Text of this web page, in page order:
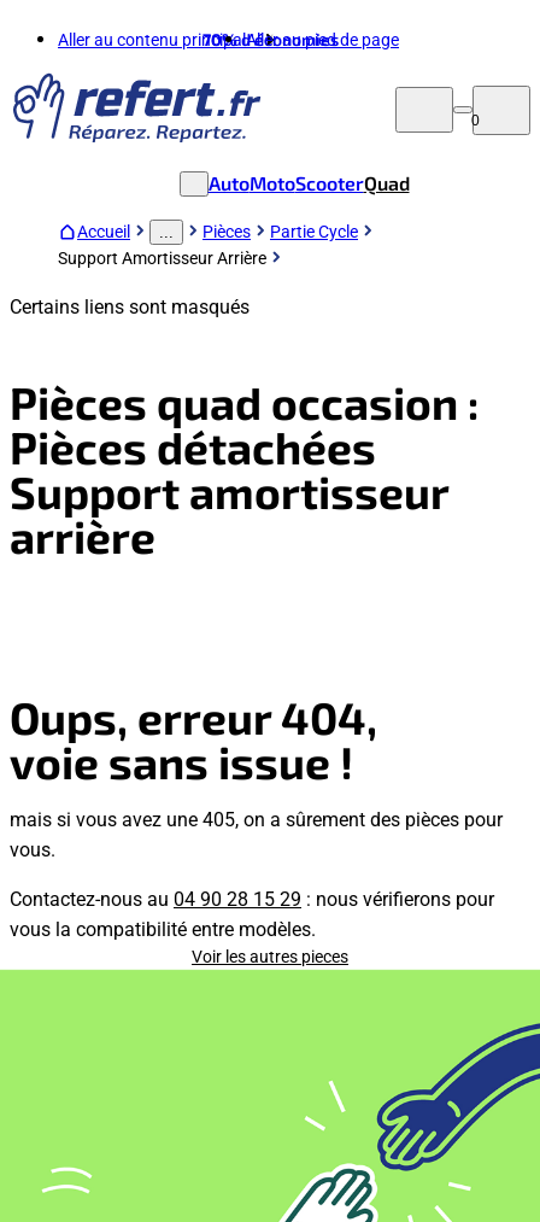
Aller au contenu principalAller au pied de page
70%d'économies
0
AutoMotoScooterQuad
Accueil Pièces
Partie Cycle
Support Amortisseur Arrière
Certains liens sont masqués
Pièces quad occasion :
Pièces détachées
Support amortisseur
arrière
Oups, erreur 404,
voie sans issue !
mais si vous avez une 405, on a sûrement des pièces pour
vous.
Contactez-nous au 04 90 28 15 29 : nous vérifierons pour
vous la compatibilité entre modèles.
Voir les autres pieces